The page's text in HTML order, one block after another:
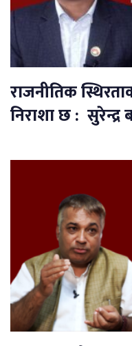
राजनीतिक
निराशा छ : सुरेन्द्र